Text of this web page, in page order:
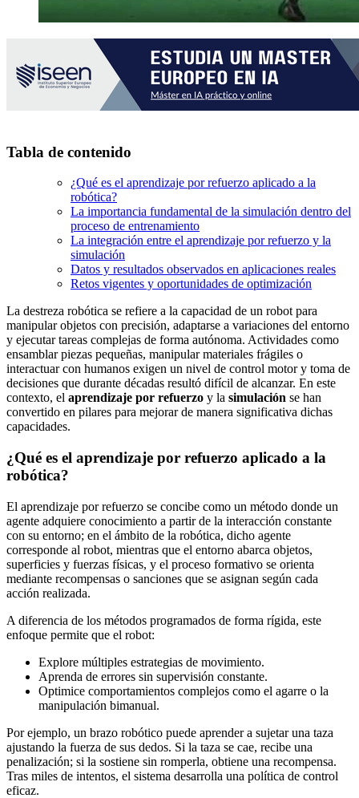
Tabla de contenido
¿Qué es el aprendizaje por refuerzo aplicado a la
robótica?
La importancia fundamental de la simulación dentro del
proceso de entrenamiento
La integración entre el aprendizaje por refuerzo y la
simulación
Datos y resultados observados en aplicaciones reales
Retos vigentes y oportunidades de optimización
La destreza robótica se refiere a la capacidad de un robot para
manipular objetos con precisión, adaptarse a variaciones del entorno
y ejecutar tareas complejas de forma autónoma. Actividades como
ensamblar piezas pequeñas, manipular materiales frágiles o
interactuar con humanos exigen un nivel de control motor y toma de
decisiones que durante décadas resultó difícil de alcanzar. En este
contexto, el aprendizaje por refuerzo y la simulación se han
convertido en pilares para mejorar de manera significativa dichas
capacidades.
¿Qué es el aprendizaje por refuerzo aplicado a la
robótica?
El aprendizaje por refuerzo se concibe como un método donde un
agente adquiere conocimiento a partir de la interacción constante
con su entorno; en el ámbito de la robótica, dicho agente
corresponde al robot, mientras que el entorno abarca objetos,
superficies y fuerzas físicas, y el proceso formativo se orienta
mediante recompensas o sanciones que se asignan según cada
acción realizada.
A diferencia de los métodos programados de forma rígida, este
enfoque permite que el robot:
Explore múltiples estrategias de movimiento.
Aprenda de errores sin supervisión constante.
Optimice comportamientos complejos como el agarre o la
manipulación bimanual.
Por ejemplo, un brazo robótico puede aprender a sujetar una taza
ajustando la fuerza de sus dedos. Si la taza se cae, recibe una
penalización; si la sostiene sin romperla, obtiene una recompensa.
Tras miles de intentos, el sistema desarrolla una política de control
eficaz.